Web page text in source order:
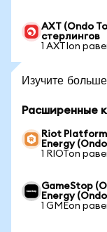
AXT (Ondo
стерлингов
1 AXTIon
Изучите
Расширенные
Riot
Energy
1 RIOTon
GameStop
Energy
1 GMEon